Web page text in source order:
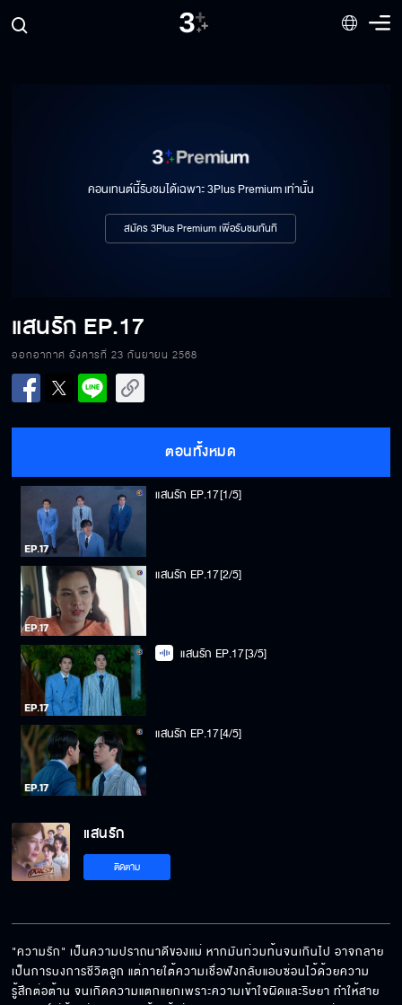
คอนเทนต์นี้รับชมได้เฉพาะ 3Plus Premium เท่านั้น
สมัคร 3Plus Premium เพื่อรับชมทันที
แสนรัก EP.17
ออกอากาศ อังคารที่ 23 กันยายน 2568
ตอนทั้งหมด
แสนรัก EP.17[1/5]
แสนรัก EP.17[2/5]
แสนรัก EP.17[3/5]
แสนรัก EP.17[4/5]
แสนรัก
ติดตาม
"ความรัก" เป็นความปราถนาดีของแม่ หากมันท่วมท้นจนเกินไป อาจกลาย
เป็นการบงการชีวิตลูก แต่ภายใต้ความเชื่อฟังกลับแอบซ่อนไว้ด้วยความ
รู้สึกต่อต้าน จนเกิดความแตกแยกเพราะความเข้าใจผิดและริษยา ทำให้สาย